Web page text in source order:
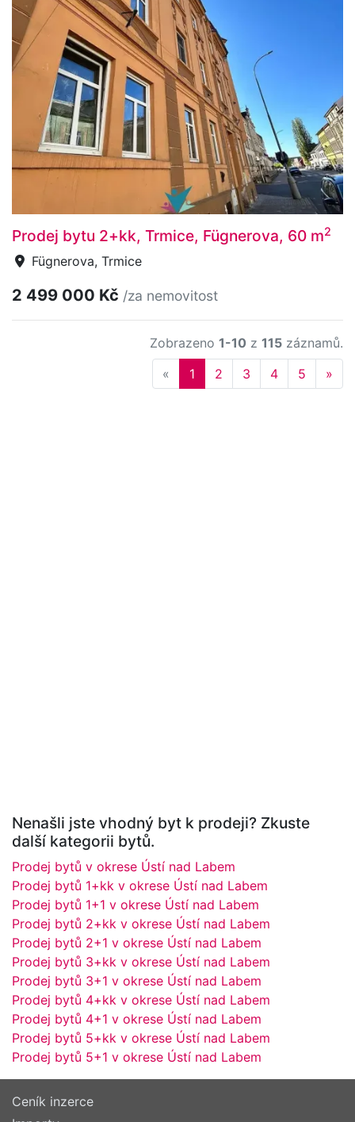
Prodej bytu 2+kk, Trmice, Fügnerova, 60 m2
Fügnerova, Trmice
2 499 000 Kč /za nemovitost
Zobrazeno 1-10 z 115 záznamů.
« Previous
1 2 3 4 5 »
Nenašli jste vhodný byt k prodeji? Zkuste
další kategorii bytů.
Prodej bytů v okrese Ústí nad Labem
Prodej bytů 1+kk v okrese Ústí nad Labem
Prodej bytů 1+1 v okrese Ústí nad Labem
Prodej bytů 2+kk v okrese Ústí nad Labem
Prodej bytů 2+1 v okrese Ústí nad Labem
Prodej bytů 3+kk v okrese Ústí nad Labem
Prodej bytů 3+1 v okrese Ústí nad Labem
Prodej bytů 4+kk v okrese Ústí nad Labem
Prodej bytů 4+1 v okrese Ústí nad Labem
Prodej bytů 5+kk v okrese Ústí nad Labem
Prodej bytů 5+1 v okrese Ústí nad Labem
Ceník inzerce